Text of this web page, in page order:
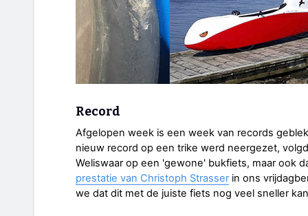
Record
Afgelopen week is een week van records
nieuw record op een trike werd neergezet,
Weliswaar op een 'gewone' bukfiets, maar ook
prestatie van Christoph Strasser in ons
we dat dit met de juiste fiets nog veel sneller